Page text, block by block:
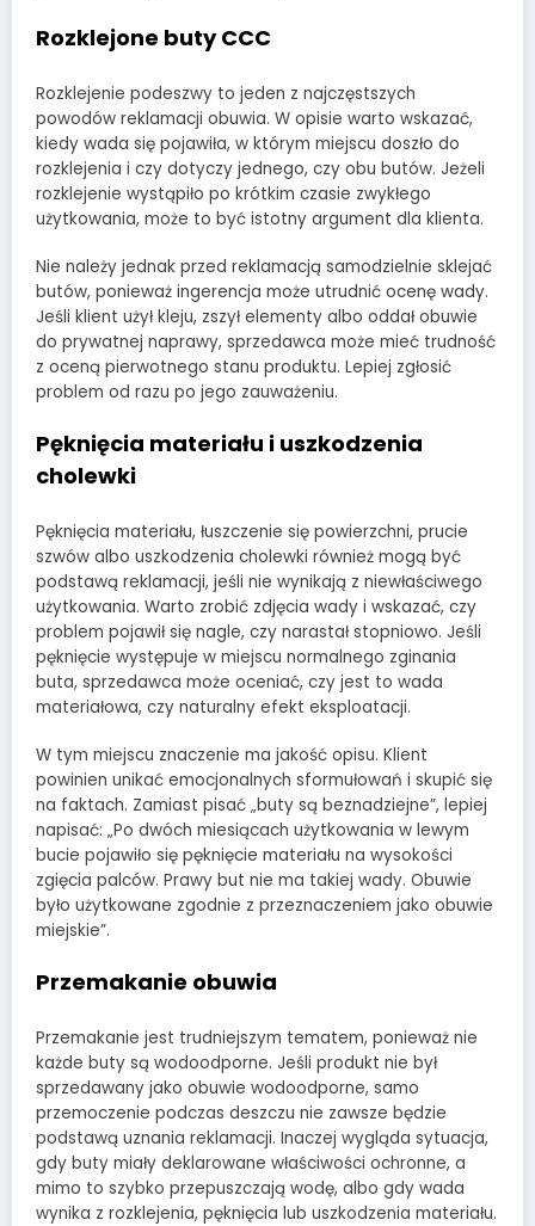
Rozklejone buty CCC
Rozklejenie podeszwy to jeden z najczęstszych
powodów reklamacji obuwia. W opisie warto wskazać,
kiedy wada się pojawiła, w którym miejscu doszło do
rozklejenia i czy dotyczy jednego, czy obu butów. Jeżeli
rozklejenie wystąpiło po krótkim czasie zwykłego
użytkowania, może to być istotny argument dla klienta.
Nie należy jednak przed reklamacją samodzielnie sklejać
butów, ponieważ ingerencja może utrudnić ocenę wady.
Jeśli klient użył kleju, zszył elementy albo oddał obuwie
do prywatnej naprawy, sprzedawca może mieć trudność
z oceną pierwotnego stanu produktu. Lepiej zgłosić
problem od razu po jego zauważeniu.
Pęknięcia materiału i uszkodzenia
cholewki
Pęknięcia materiału, łuszczenie się powierzchni, prucie
szwów albo uszkodzenia cholewki również mogą być
podstawą reklamacji, jeśli nie wynikają z niewłaściwego
użytkowania. Warto zrobić zdjęcia wady i wskazać, czy
problem pojawił się nagle, czy narastał stopniowo. Jeśli
pęknięcie występuje w miejscu normalnego zginania
buta, sprzedawca może oceniać, czy jest to wada
materiałowa, czy naturalny efekt eksploatacji.
W tym miejscu znaczenie ma jakość opisu. Klient
powinien unikać emocjonalnych sformułowań i skupić się
na faktach. Zamiast pisać „buty są beznadziejne”, lepiej
napisać: „Po dwóch miesiącach użytkowania w lewym
bucie pojawiło się pęknięcie materiału na wysokości
zgięcia palców. Prawy but nie ma takiej wady. Obuwie
było użytkowane zgodnie z przeznaczeniem jako obuwie
miejskie”.
Przemakanie obuwia
Przemakanie jest trudniejszym tematem, ponieważ nie
każde buty są wodoodporne. Jeśli produkt nie był
sprzedawany jako obuwie wodoodporne, samo
przemoczenie podczas deszczu nie zawsze będzie
podstawą uznania reklamacji. Inaczej wygląda sytuacja,
gdy buty miały deklarowane właściwości ochronne, a
mimo to szybko przepuszczają wodę, albo gdy wada
wynika z rozklejenia, pęknięcia lub uszkodzenia materiału.